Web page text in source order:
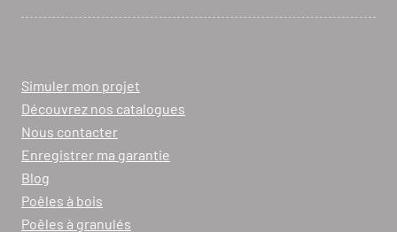
Simuler mon projet
Découvrez nos catalogues
Nous contacter
Enregistrer ma garantie
Blog
Poêles à bois
Poêles à granulés